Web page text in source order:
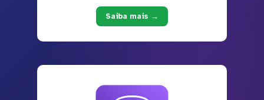
Saiba mais →